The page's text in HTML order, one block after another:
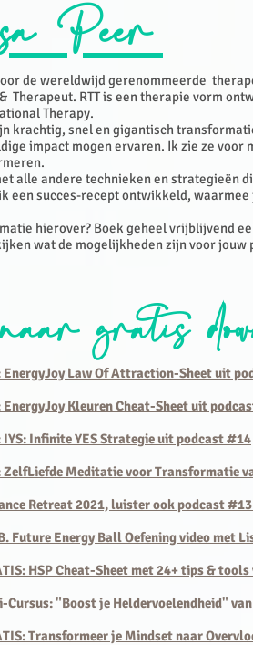
Peer
de wereldwijd gerenommeerde
Therapeut. RTT is een therapie vorm
Therapy.
krachtig, snel en gigantisch
impact mogen ervaren. Ik zie ze voor
alle andere technieken en strategieën
een succes-recept ontwikkeld,
hierover? Boek geheel vrijblijvend
wat de mogelijkheden zijn voor
gratis
Law Of Attraction-Sheet uit
EnergyJoy Kleuren Cheat-Sheet uit
Infinite YES Strategie uit podcast #14
ZelfLiefde Meditatie voor Transformatie
Retreat 2021, luister ook podcast
Future Energy Ball Oefening video met
HSP Cheat-Sheet met 24+ tips &
Cursus: "Boost je Heldervoelendheid"
Transformeer je Mindset naar